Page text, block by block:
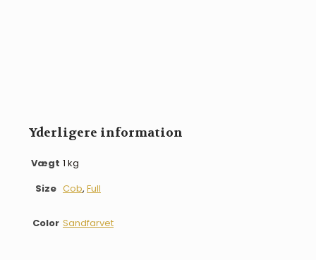
Yderligere information
Vægt 1 kg
Size Cob, Full
Color Sandfarvet